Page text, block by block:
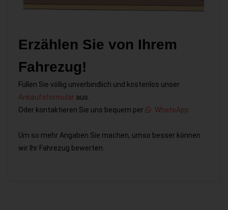
Erzählen Sie von Ihrem
Fahrezug!
Füllen Sie völlig unverbindlich und kostenlos unser
Ankaufsformular aus.
Oder kontaktieren Sie uns bequem per
WhatsApp
Um so mehr Angaben Sie machen, umso besser können
wir Ihr Fahrezug bewerten.